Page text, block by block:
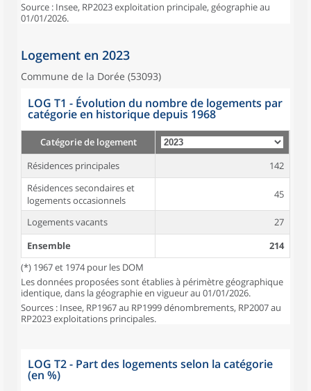
Source : Insee, RP2023 exploitation principale, géographie au
01/01/2026.
Logement en 2023
Commune de la Dorée (53093)
LOG T1 - Évolution du nombre de logements par
catégorie en historique depuis 1968
Catégorie de logement
Résidences principales
142
Résidences secondaires et
logements occasionnels
45
Logements vacants
27
Ensemble
214
(*) 1967 et 1974 pour les DOM
Les données proposées sont établies à périmètre géographique
identique, dans la géographie en vigueur au 01/01/2026.
Sources : Insee, RP1967 au RP1999 dénombrements, RP2007 au
RP2023 exploitations principales.
LOG T2 - Part des logements selon la catégorie
(en %)